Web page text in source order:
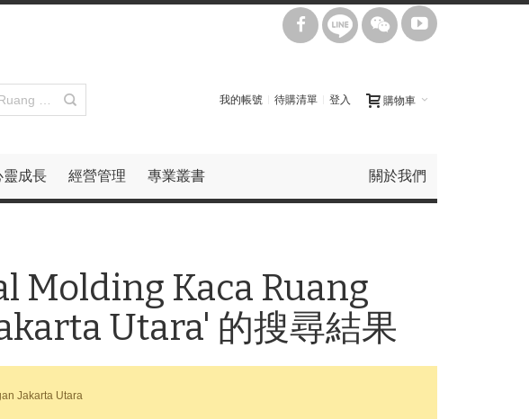
購物車
我的帳號 待購清單 登入
靈成長 經營管理 專業叢書 關於我們
Molding Kaca Ruang
Utara' 的搜尋結果
Jakarta Utara